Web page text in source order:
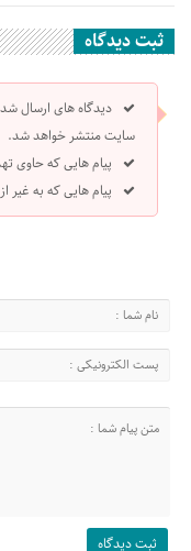
ثبت دیدگاه
دیدگاه های ارسال
سایت منتشر خواهد شد.
پیام هایی که حاوی
پیام هایی که به غیر